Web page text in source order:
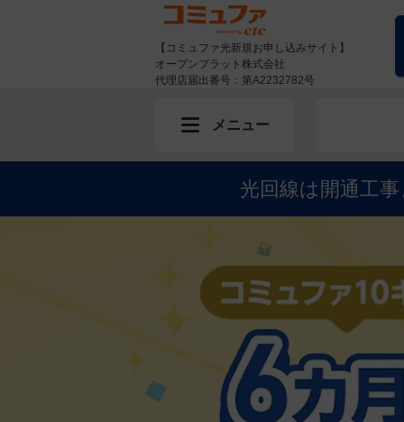
【コミュファ光新規お申し込みサイト】
オープンプラット株式会社
代理店届出番号：第A2232782号
メニュー
光回線は開通工